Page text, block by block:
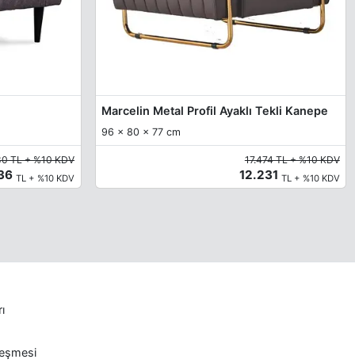
TL + %10 KDV
TL + %10 KDV
Marcelin Metal Profil Ayaklı Tekli Kanepe
96 x 80 x 77 cm
17.474 TL + %10 KDV
12.231 TL + %10 KDV